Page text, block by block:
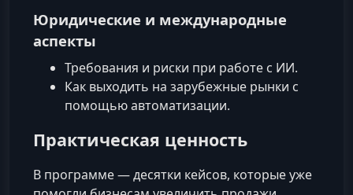
Юридические и международные
аспекты
Требования и риски при работе с ИИ.
Как выходить на зарубежные рынки с
помощью автоматизации.
Практическая ценность
В программе — десятки кейсов, которые уже